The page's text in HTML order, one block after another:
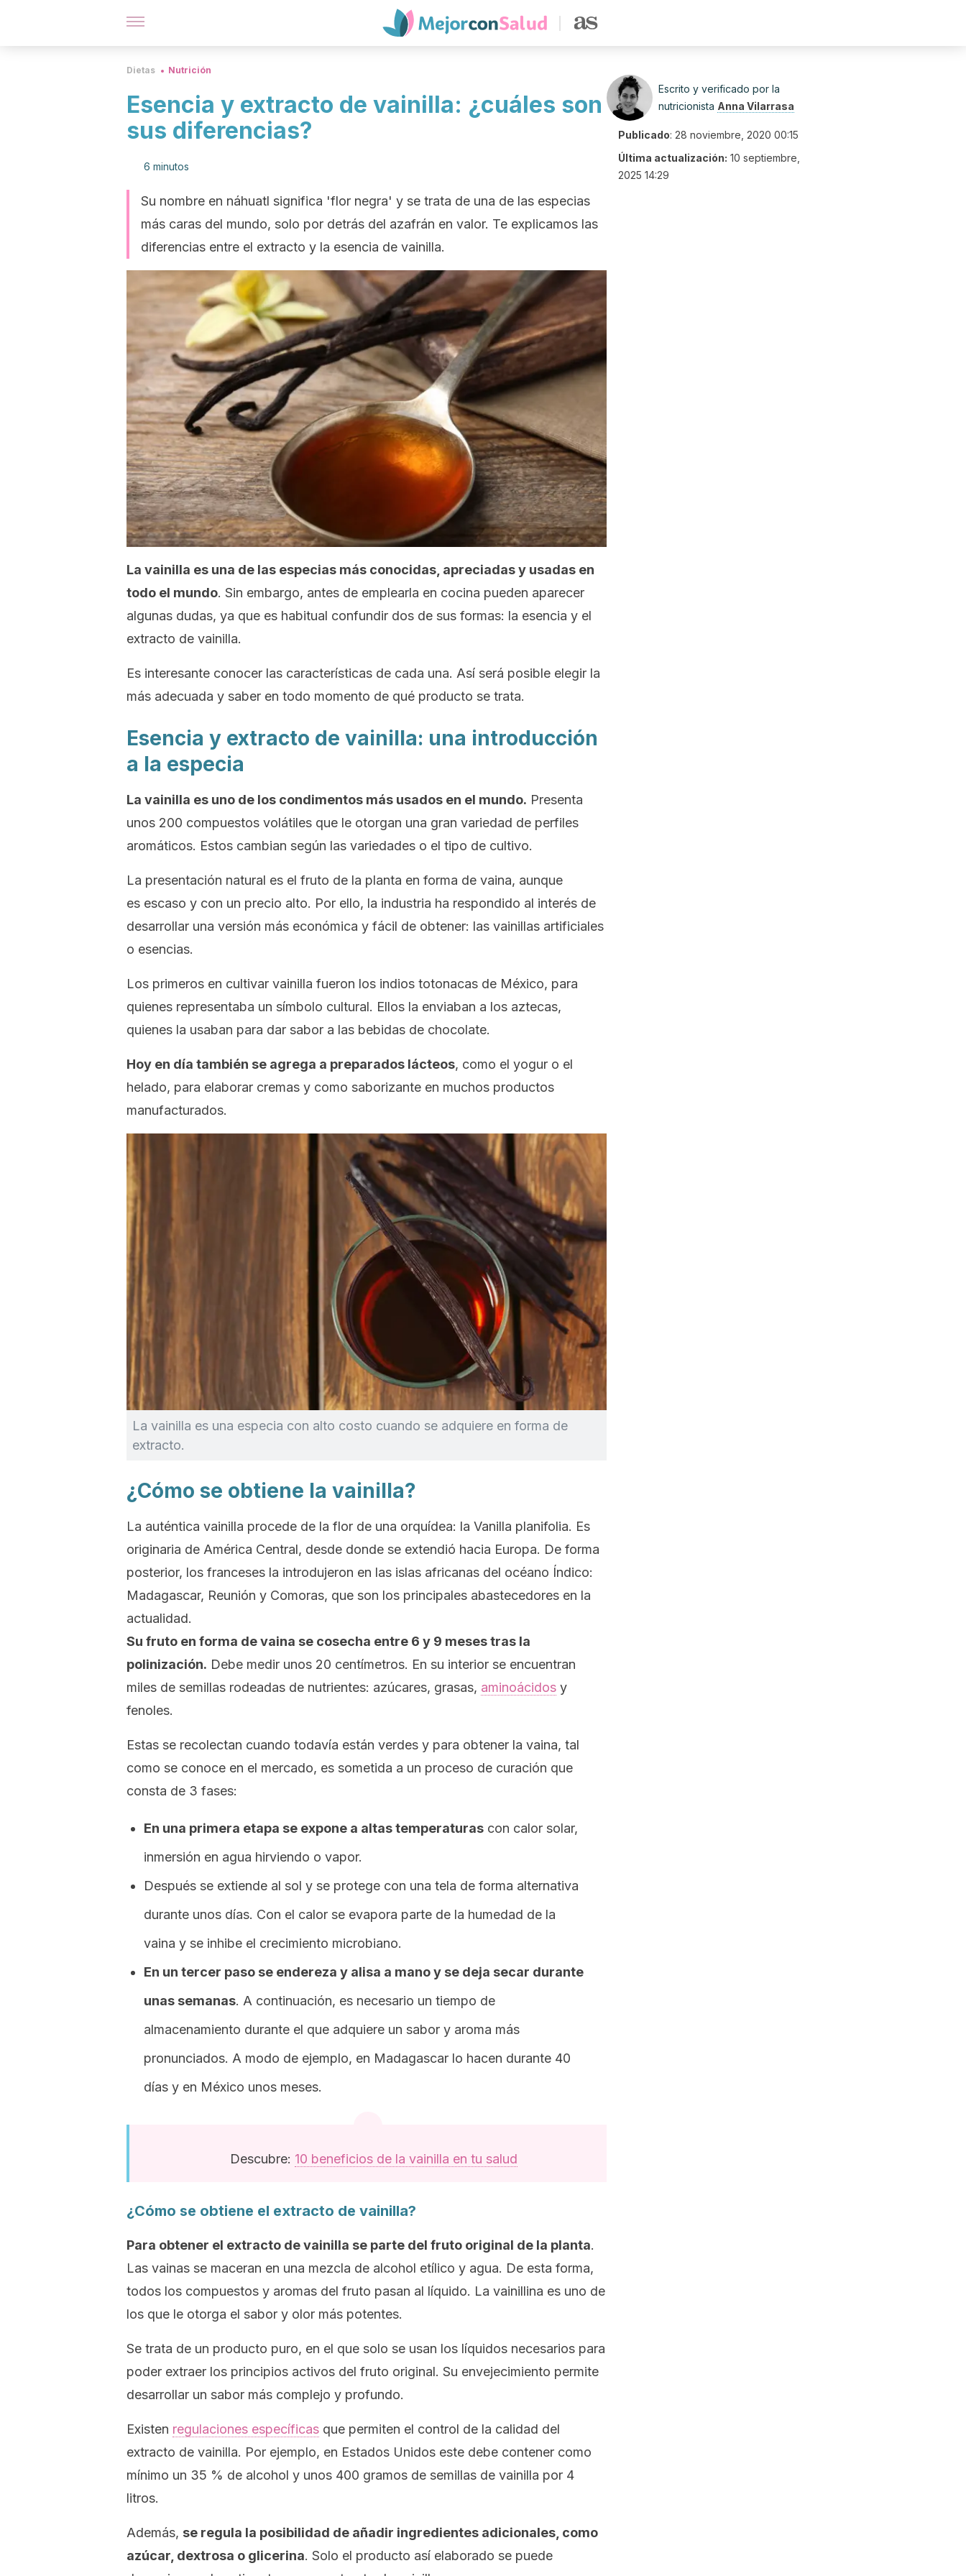
Dietas Nutrición
Esencia y extracto de vainilla: ¿cuáles son
sus diferencias?
6 minutos
Su nombre en náhuatl significa 'flor negra' y se trata de una de las especias
más caras del mundo, solo por detrás del azafrán en valor. Te explicamos las
diferencias entre el extracto y la esencia de vainilla.
La vainilla es una de las especias más conocidas, apreciadas y usadas en
todo el mundo. Sin embargo, antes de emplearla en cocina pueden aparecer
algunas dudas, ya que es habitual confundir dos de sus formas: la esencia y el
extracto de vainilla.
Es interesante conocer las características de cada una. Así será posible elegir la
más adecuada y saber en todo momento de qué producto se trata.
Esencia y extracto de vainilla: una introducción
a la especia
La vainilla es uno de los condimentos más usados en el mundo. Presenta
unos 200 compuestos volátiles que le otorgan una gran variedad de perfiles
aromáticos. Estos cambian según las variedades o el tipo de cultivo.
La presentación natural es el fruto de la planta en forma de vaina, aunque
es escaso y con un precio alto. Por ello, la industria ha respondido al interés de
desarrollar una versión más económica y fácil de obtener: las vainillas artificiales
o esencias.
Los primeros en cultivar vainilla fueron los indios totonacas de México, para
quienes representaba un símbolo cultural. Ellos la enviaban a los aztecas,
quienes la usaban para dar sabor a las bebidas de chocolate.
Hoy en día también se agrega a preparados lácteos, como el yogur o el
helado, para elaborar cremas y como saborizante en muchos productos
manufacturados.
La vainilla es una especia con alto costo cuando se adquiere en forma de
extracto.
¿Cómo se obtiene la vainilla?
La auténtica vainilla procede de la flor de una orquídea: la Vanilla planifolia. Es
originaria de América Central, desde donde se extendió hacia Europa. De forma
posterior, los franceses la introdujeron en las islas africanas del océano Índico:
Madagascar, Reunión y Comoras, que son los principales abastecedores en la
actualidad.
Su fruto en forma de vaina se cosecha entre 6 y 9 meses tras la
polinización. Debe medir unos 20 centímetros. En su interior se encuentran
miles de semillas rodeadas de nutrientes: azúcares, grasas, aminoácidos y
fenoles.
Estas se recolectan cuando todavía están verdes y para obtener la vaina, tal
como se conoce en el mercado, es sometida a un proceso de curación que
consta de 3 fases:
En una primera etapa se expone a altas temperaturas con calor solar,
inmersión en agua hirviendo o vapor.
Después se extiende al sol y se protege con una tela de forma alternativa
durante unos días. Con el calor se evapora parte de la humedad de la
vaina y se inhibe el crecimiento microbiano.
En un tercer paso se endereza y alisa a mano y se deja secar durante
unas semanas. A continuación, es necesario un tiempo de
almacenamiento durante el que adquiere un sabor y aroma más
pronunciados. A modo de ejemplo, en Madagascar lo hacen durante 40
días y en México unos meses.
Descubre: 10 beneficios de la vainilla en tu salud
¿Cómo se obtiene el extracto de vainilla?
Para obtener el extracto de vainilla se parte del fruto original de la planta.
Las vainas se maceran en una mezcla de alcohol etílico y agua. De esta forma,
todos los compuestos y aromas del fruto pasan al líquido. La vainillina es uno de
los que le otorga el sabor y olor más potentes.
Se trata de un producto puro, en el que solo se usan los líquidos necesarios para
poder extraer los principios activos del fruto original. Su envejecimiento permite
desarrollar un sabor más complejo y profundo.
Existen regulaciones específicas que permiten el control de la calidad del
extracto de vainilla. Por ejemplo, en Estados Unidos este debe contener como
mínimo un 35 % de alcohol y unos 400 gramos de semillas de vainilla por 4
litros.
Además, se regula la posibilidad de añadir ingredientes adicionales, como
azúcar, dextrosa o glicerina. Solo el producto así elaborado se puede
Escrito y verificado por la
nutricionista Anna Vilarrasa
Publicado: 28 noviembre, 2020 00:15
Última actualización: 10 septiembre,
2025 14:29